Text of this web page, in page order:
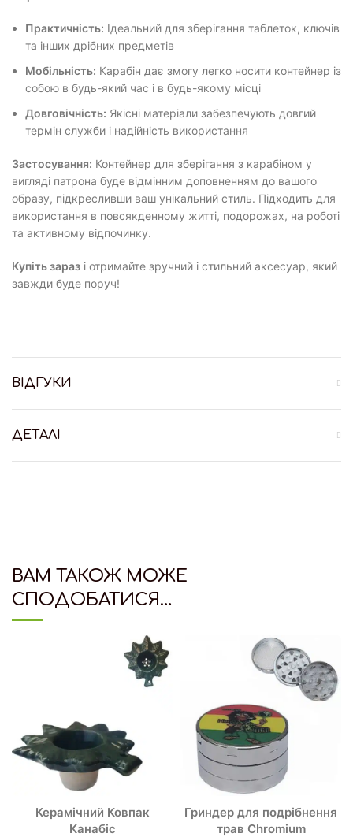
Практичність: Ідеальний для зберігання таблеток, ключів
та інших дрібних предметів
Мобільність: Карабін дає змогу легко носити контейнер із
собою в будь-який час і в будь-якому місці
Довговічність: Якісні матеріали забезпечують довгий
термін служби і надійність використання
Застосування: Контейнер для зберігання з карабіном у
вигляді патрона буде відмінним доповненням до вашого
образу, підкресливши ваш унікальний стиль. Підходить для
використання в повсякденному житті, подорожах, на роботі
та активному відпочинку.
Купіть зараз і отримайте зручний і стильний аксесуар, який
завжди буде поруч!
ВІДГУКИ
ДЕТАЛІ
ВАМ ТАКОЖ МОЖЕ
СПОДОБАТИСЯ…
Керамічний Ковпак
Канабіс
Гриндер для подрібнення
трав Chromium